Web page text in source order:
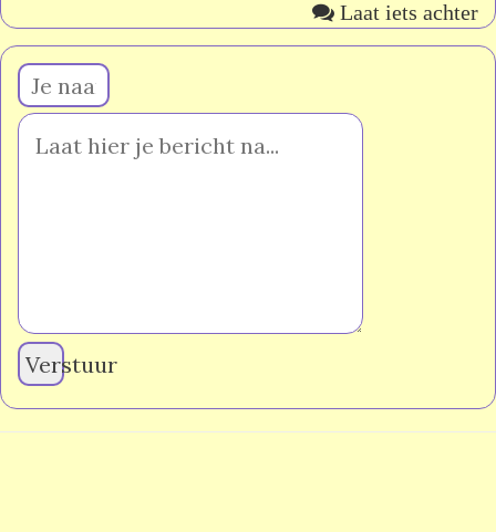
Laat iets achter
Verstuur